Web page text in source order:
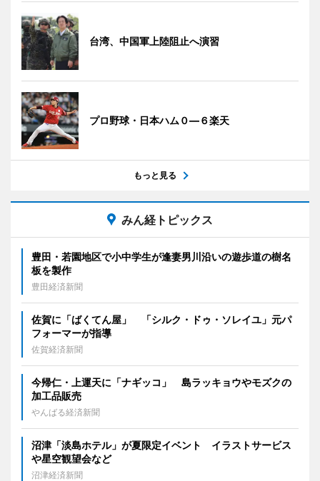
台湾、中国軍上陸阻止へ演習
プロ野球・日本ハム０―６楽天
もっと見る
みん経トピックス
豊田・若園地区で小中学生が逢妻男川沿いの遊歩道の樹名
板を製作
豊田経済新聞
佐賀に「ばくてん屋」 「シルク・ドゥ・ソレイユ」元パ
フォーマーが指導
佐賀経済新聞
今帰仁・上運天に「ナギッコ」 島ラッキョウやモズクの
加工品販売
やんばる経済新聞
沼津「淡島ホテル」が夏限定イベント イラストサービス
や星空観望会など
沼津経済新聞